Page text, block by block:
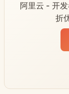
阿里云 - 开
折